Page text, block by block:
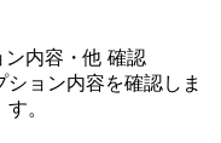
内容・他 確認
ション内容を確認しま
す。